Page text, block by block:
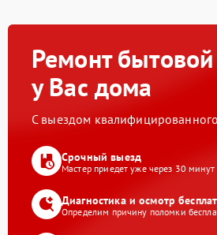
Ремонт
у Вас дома
С выездом
Срочный выезд
Мастер приедет уже через 30 минут
Диагностика и осмотр
Определим причину поломки